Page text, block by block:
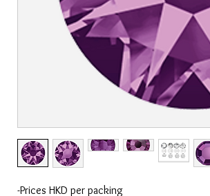
-Prices HKD per packing